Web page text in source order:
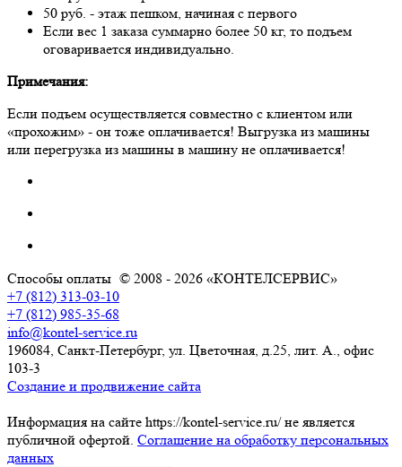
50 руб. - этаж пешком, начиная с первого
Если вес 1 заказа суммарно более 50 кг, то подъем
оговаривается индивидуально.
Примечания:
Если подъем осуществляется совместно с клиентом или
«прохожим» - он тоже оплачивается! Выгрузка из машины
или перегрузка из машины в машину не оплачивается!
Способы оплаты © 2008 - 2026 «КОНТЕЛСЕРВИС»
+7 (812) 313-03-10
+7 (812) 985-35-68
info@kontel-service.ru
196084, Санкт-Петербург, ул. Цветочная, д.25, лит. А., офис
103-3
Создание и продвижение сайта
Информация на сайте https://kontel-service.ru/ не является
публичной офертой. Соглашение на обработку персональных
данных